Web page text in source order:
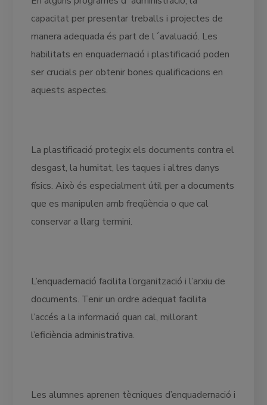
capacitat per presentar treballs i projectes de
manera adequada és part de l´avaluació. Les
habilitats en enquadernació i plastificació poden
ser crucials per obtenir bones qualificacions en
aquests aspectes.
La plastificació protegix els documents contra el
desgast, la humitat, les taques i altres danys
físics. Això és especialment útil per a documents
que es manipulen amb freqüència o que cal
conservar a llarg termini.
L’enquadernació facilita l’organització i l’arxiu de
documents. Tenir un ordre adequat facilita
l’accés a la informació quan cal, millorant
l’eficiència administrativa.
Les alumnes aprenen tècniques d’enquadernació i